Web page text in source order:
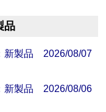
品
新製品 2026/08/07
新製品 2026/08/06